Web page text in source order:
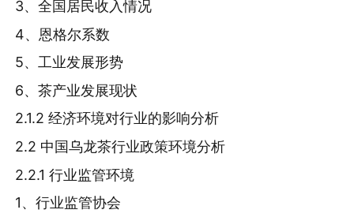
3、全国居民收入情况
4、恩格尔系数
5、工业发展形势
6、茶产业发展现状
2.1.2 经济环境对行业的影响分析
2.2 中国乌龙茶行业政策环境分析
2.2.1 行业监管环境
1、行业监管协会